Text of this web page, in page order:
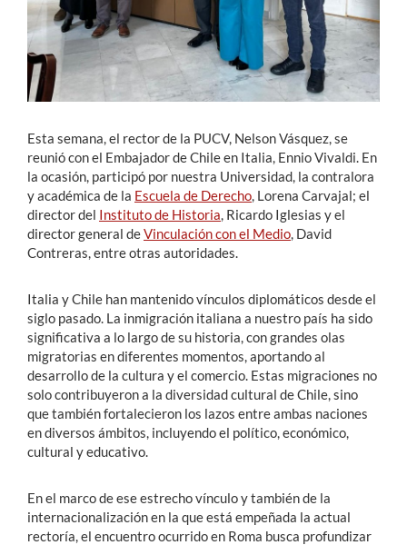
Funcionarios
Alumni
Esta semana, el rector de la PUCV, Nelson Vásquez, se
reunió con el Embajador de Chile en Italia, Ennio Vivaldi. En
la ocasión, participó por nuestra Universidad, la contralora
y académica de la Escuela de Derecho , Lorena Carvajal; el
director del Instituto de Historia , Ricardo Iglesias y el
director general deVinculación con el Medio , David
Contreras, entre otras autoridades.
Italia y Chile han mantenido vínculos diplomáticos desde el
siglo pasado. La inmigración italiana a nuestro país ha sido
significativa a lo largo de su historia, con grandes olas
migratorias en diferentes momentos, aportando al
desarrollo de la cultura y el comercio. Estas migraciones no
solo contribuyeron a la diversidad cultural de Chile, sino
que también fortalecieron los lazos entre ambas naciones
en diversos ámbitos, incluyendo el político, económico,
cultural y educativo.
En el marco de ese estrecho vínculo y también de la
internacionalización en la que está empeñada la actual
rectoría, el encuentro ocurrido en Roma busca profundizar